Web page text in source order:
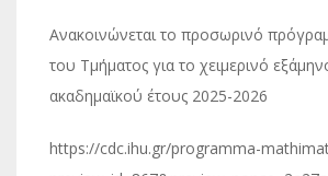
Ανακοινώνεται το προσωρινό
του Τμήματος για το χειμερινό
ακαδημαϊκού έτους 2025-2026
https://cdc.ihu.gr/programma-